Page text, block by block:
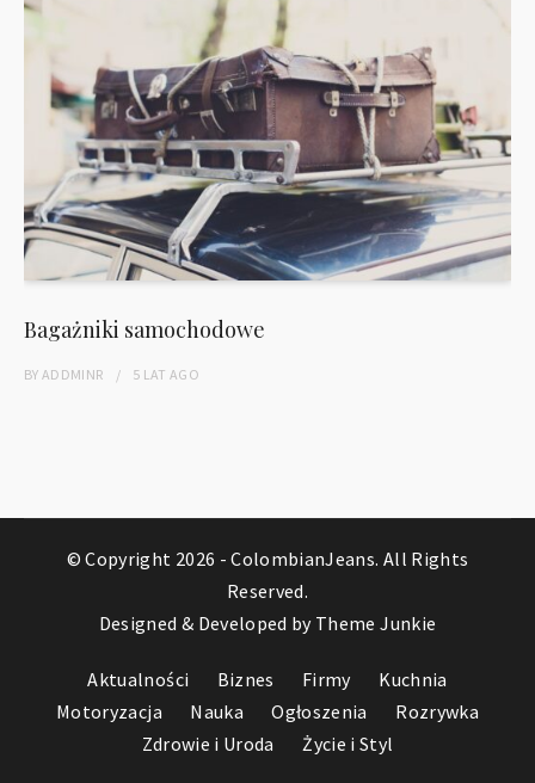
Bagażniki samochodowe
BYADDMINR 5 LAT AGO
© Copyright 2026 -ColombianJeans. All Rights
Reserved.
Designed & Developed by Theme Junkie
Aktualności Biznes Firmy
Kuchnia
Motoryzacja
Nauka Ogłoszenia
Rozrywka
Zdrowie i Uroda
Życie i Styl